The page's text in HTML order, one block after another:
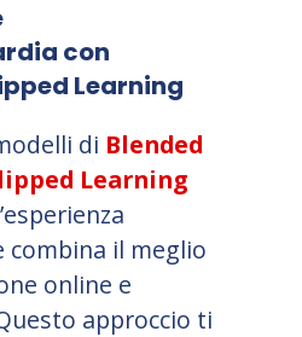
con
Learning
di Blended
Learning
combina il meglio
online e
approccio ti